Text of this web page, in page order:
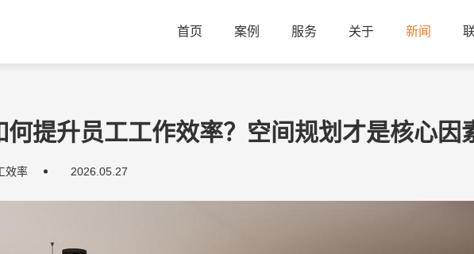
首页 案例 服务 关于 新闻
何提升员工工作效率？空间规划才是核心因
效率 2026.05.27